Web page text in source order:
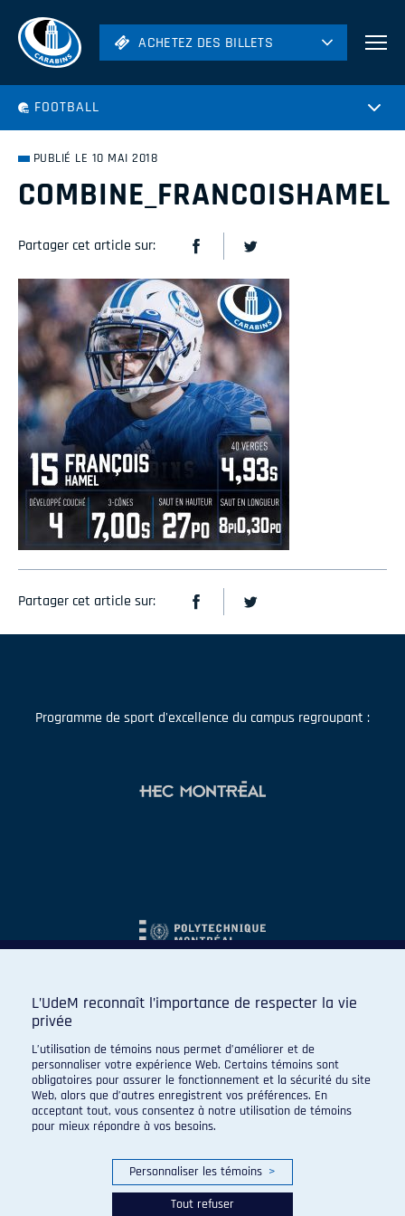
ACHETEZ DES BILLETS
Volleyball
ACHETEZ DES BILLETS
FOOTBALL
PUBLIÉ LE 10 MAI 2018
COMBINE_FRANCOISHAMEL
Partager cet article sur:
Partager cet article sur:
Programme de sport d'excellence du campus regroupant :
L’UdeM reconnaît l’importance de respecter la vie
privée
L’utilisation de témoins nous permet d’améliorer et de
personnaliser votre expérience Web. Certains témoins sont
obligatoires pour assurer le fonctionnement et la sécurité du site
Web, alors que d’autres enregistrent vos préférences. En
acceptant tout, vous consentez à notre utilisation de témoins
pour mieux répondre à vos besoins.
Personnaliser les témoins >
Tout refuser